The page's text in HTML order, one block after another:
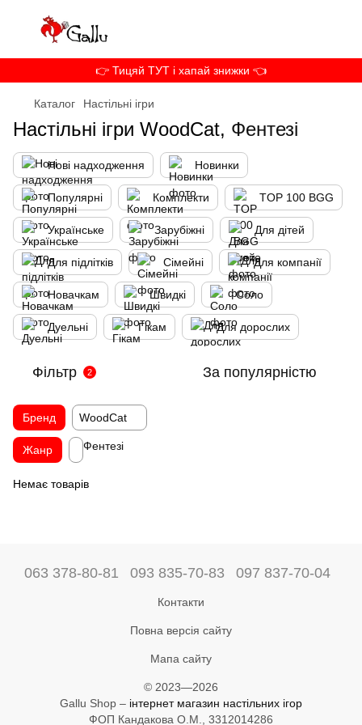
👉 Тицяй ТУТ і хапай знижки 👈
Каталог Настільні ігри
Настільні ігри WoodCat, Фентезі
Нові надходження Новинки
Популярні Комплекти TOP 100 BGG
Українське Зарубіжні Для дітей
Для підлітків Сімейні Для компанії
Новачкам Швидкі Соло
Дуельні Гікам Для дорослих
Фільтр 2 За популярністю
Бренд WoodCat
Жанр Фентезі
Немає товарів
063 378-80-81 093 835-70-83 097 837-70-04
Контакти
Повна версія сайту
Мапа сайту
© 2023—2026
Gallu Shop – інтернет магазин настільних ігор
ФОП Кандакова О.М., 3312014286